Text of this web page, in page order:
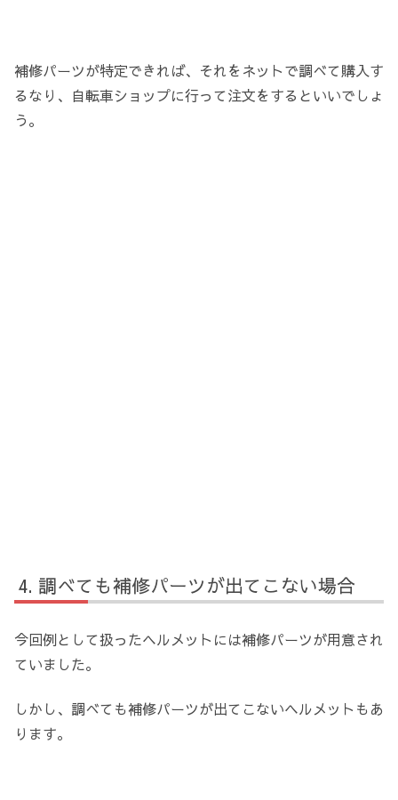
補修パーツが特定できれば、それをネットで調べて購入す
るなり、自転車ショップに行って注文をするといいでしょ
う。
調べても補修パーツが出てこない場合
今回例として扱ったヘルメットには補修パーツが用意され
ていました。
しかし、調べても補修パーツが出てこないヘルメットもあ
ります。